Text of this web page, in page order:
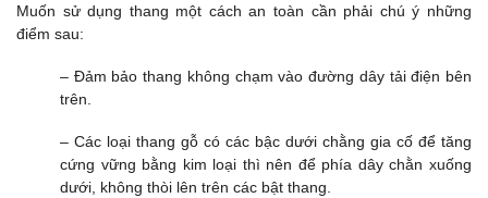
Muốn sử dụng thang một cách an toàn cần phải chú ý những
điểm sau:
– Đảm bảo thang không chạm vào đường dây tải điện bên
trên.
– Các loại thang gỗ có các bậc dưới chằng gia cố để tăng
cứng vững bằng kim loại thì nên để phía dây chằn xuống
dưới, không thòi lên trên các bật thang.